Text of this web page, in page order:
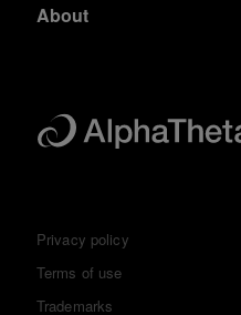
About
Privacy policy
Terms of use
Trademarks